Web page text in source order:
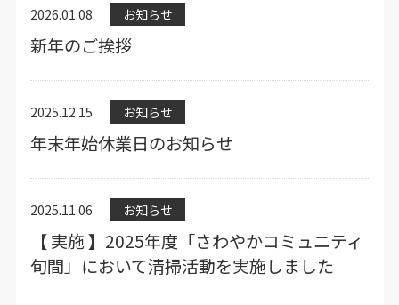
2026.01.08 お知らせ
新年のご挨拶
2025.12.15 お知らせ
年末年始休業日のお知らせ
2025.11.06 お知らせ
【 実施 】2025年度「さわやかコミュニティ
旬間」において清掃活動を実施しました